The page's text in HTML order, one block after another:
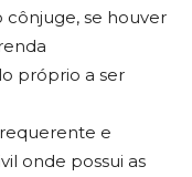
se houver
próprio a ser
e
onde possui as